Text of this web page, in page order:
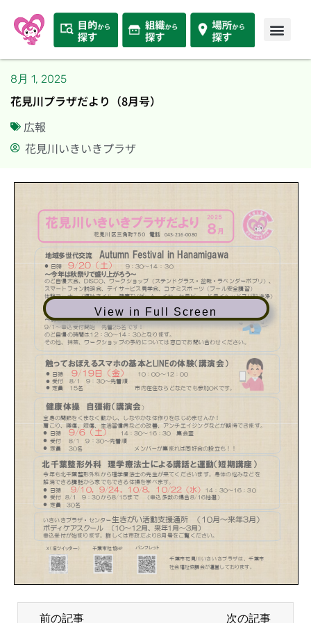
8月 1, 2025
花見川プラザだより（8月号）
広報
花見川いきいきプラザ
View in Full Screen
前の記事 次の記事